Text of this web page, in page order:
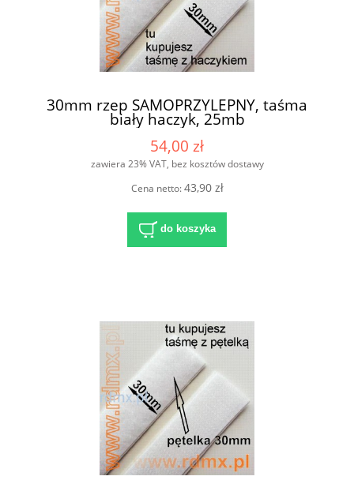
30mm rzep SAMOPRZYLEPNY, taśma
biały haczyk, 25mb
54,00 zł
zawiera 23% VAT, bez kosztów dostawy
Cena netto:43,90 zł
do koszyka